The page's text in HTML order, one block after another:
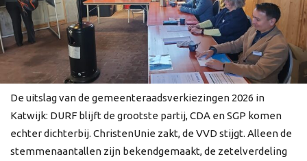
De uitslag van de gemeenteraadsverkiezingen 2026 in
Katwijk: DURF blijft de grootste partij, CDA en SGP komen
echter dichterbij. ChristenUnie zakt, de VVD stijgt. Alleen de
stemmenaantallen zijn bekendgemaakt, de zetelverdeling